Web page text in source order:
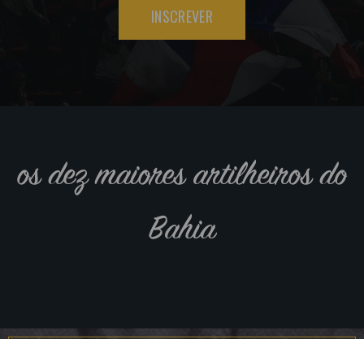
INSCREVER
os dez maiores artilheiros do
Bahia